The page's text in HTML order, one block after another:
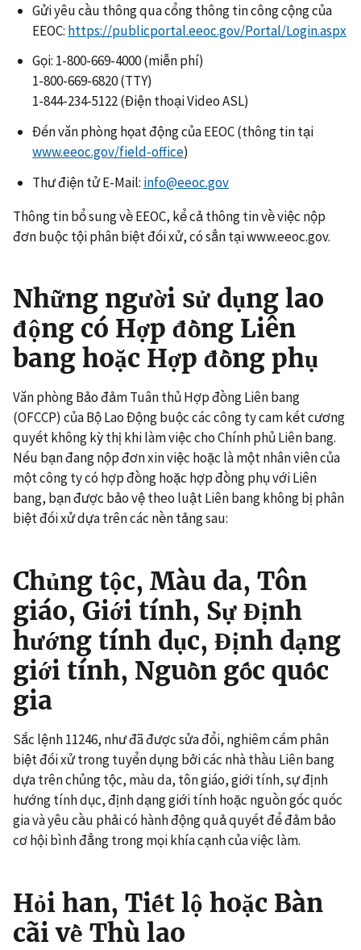
Gửi yêu cầu thông qua cổng thông tin công cộng của
EEOC: https://publicportal.eeoc.gov/Portal/Login.aspx
Gọi: 1-800-669-4000 (miễn phí)
1-800-669-6820 (TTY)
1-844-234-5122 (Điện thoại Video ASL)
Đến văn phòng họat động của EEOC (thông tin tại
www.eeoc.gov/field-office)
Thư điện tử E-Mail: info@eeoc.gov
Thông tin bổ sung về EEOC, kể cả thông tin về việc nộp
đơn buộc tội phân biệt đối xử, có sẳn tại www.eeoc.gov.
Những người sử dụng lao
động có Hợp đồng Liên
bang hoặc Hợp đồng phụ
Văn phòng Bảo đảm Tuân thủ Hợp đồng Liên bang
(OFCCP) của Bộ Lao Động buộc các công ty cam kết cương
quyết không kỳ thị khi làm việc cho Chính phủ Liên bang.
Nếu bạn đang nộp đơn xin việc hoặc là một nhân viên của
một công ty có hợp đồng hoặc hợp đồng phụ với Liên
bang, bạn được bảo vệ theo luật Liên bang không bị phân
biệt đối xử dựa trên các nền tảng sau:
Chủng tộc, Màu da, Tôn
giáo, Giới tính, Sự Định
hướng tính dục, Định dạng
giới tính, Nguồn gốc quốc
gia
Sắc lệnh 11246, như đã được sửa đổi, nghiêm cấm phân
biệt đối xử trong tuyển dụng bởi các nhà thầu Liên bang
dựa trên chủng tộc, màu da, tôn giáo, giới tính, sự định
hướng tính dục, định dạng giới tính hoặc nguồn gốc quốc
gia và yêu cầu phải có hành động quả quyết để đảm bảo
cơ hội bình đẳng trong mọi khía cạnh của việc làm.
Hỏi han, Tiết lộ hoặc Bàn
cãi về Thù lao